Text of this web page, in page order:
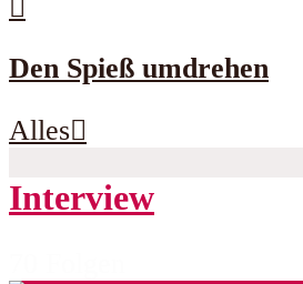
Den Spieß umdrehen
Alles
Interview